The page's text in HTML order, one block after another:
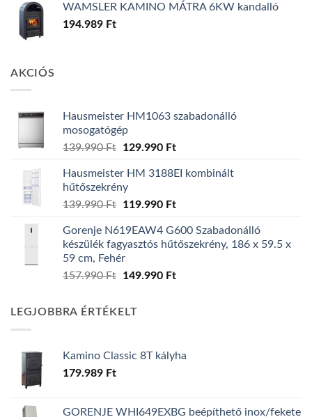
WAMSLER KAMINO MÁTRA 6KW kandalló
194.989 Ft
AKCIÓS
Hausmeister HM1063 szabadonálló
mosogatógép
139.990Ft
Original
was:
139.990 Ft.
129.990 FtCurrent
is:
Hausmeister HM 3188EI kombinált
hűtőszekrény
139.990Ft
Original
was:
139.990 Ft.
119.990 FtCurrent
is:
119.990 Ft.
Gorenje N619EAW4 G600 Szabadonálló
készülék fagyasztós hűtőszekrény, 186 x 59.5 x
59 cm, Fehér
157.990Ft
Original
157.990 Ft.
149.990 FtCurrent
LEGJOBBRA ÉRTÉKELT
Kamino Classic 8T kályha
179.989 Ft
GORENJE WHI649EXBG beépíthető inox/fekete